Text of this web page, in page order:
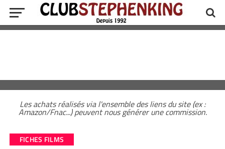
Les achats réalisés via l'ensemble des liens du site (ex :
Amazon/Fnac...) peuvent nous générer une commission.
FICHES FILMS